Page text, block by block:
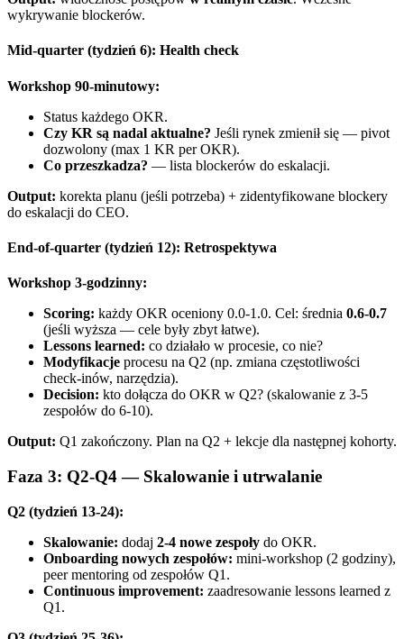
wykrywanie blockerów.
Mid-quarter (tydzień 6): Health check
Workshop 90-minutowy:
Status każdego OKR.
Czy KR są nadal aktualne? Jeśli rynek zmienił się — pivot
dozwolony (max 1 KR per OKR).
Co przeszkadza? — lista blockerów do eskalacji.
Output: korekta planu (jeśli potrzeba) + zidentyfikowane blockery
do eskalacji do CEO.
End-of-quarter (tydzień 12): Retrospektywa
Workshop 3-godzinny:
Scoring: każdy OKR oceniony 0.0-1.0. Cel: średnia 0.6-0.7
(jeśli wyższa — cele były zbyt łatwe).
Lessons learned: co działało w procesie, co nie?
Modyfikacje procesu na Q2 (np. zmiana częstotliwości
check-inów, narzędzia).
Decision: kto dołącza do OKR w Q2? (skalowanie z 3-5
zespołów do 6-10).
Output: Q1 zakończony. Plan na Q2 + lekcje dla następnej kohorty.
Faza 3: Q2-Q4 — Skalowanie i utrwalanie
Q2 (tydzień 13-24):
Skalowanie: dodaj 2-4 nowe zespoły do OKR.
Onboarding nowych zespołów: mini-workshop (2 godziny),
peer mentoring od zespołów Q1.
Continuous improvement: zaadresowanie lessons learned z
Q1.